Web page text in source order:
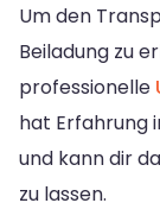
Um den
Beiladung zu
professionelle
hat Erfahrung
und kann dir
zu lassen.